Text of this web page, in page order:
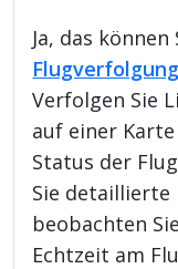
Ja, das
Verfolgen Sie
auf einer
Status der
Sie detaillierte
beobachten
Echtzeit am